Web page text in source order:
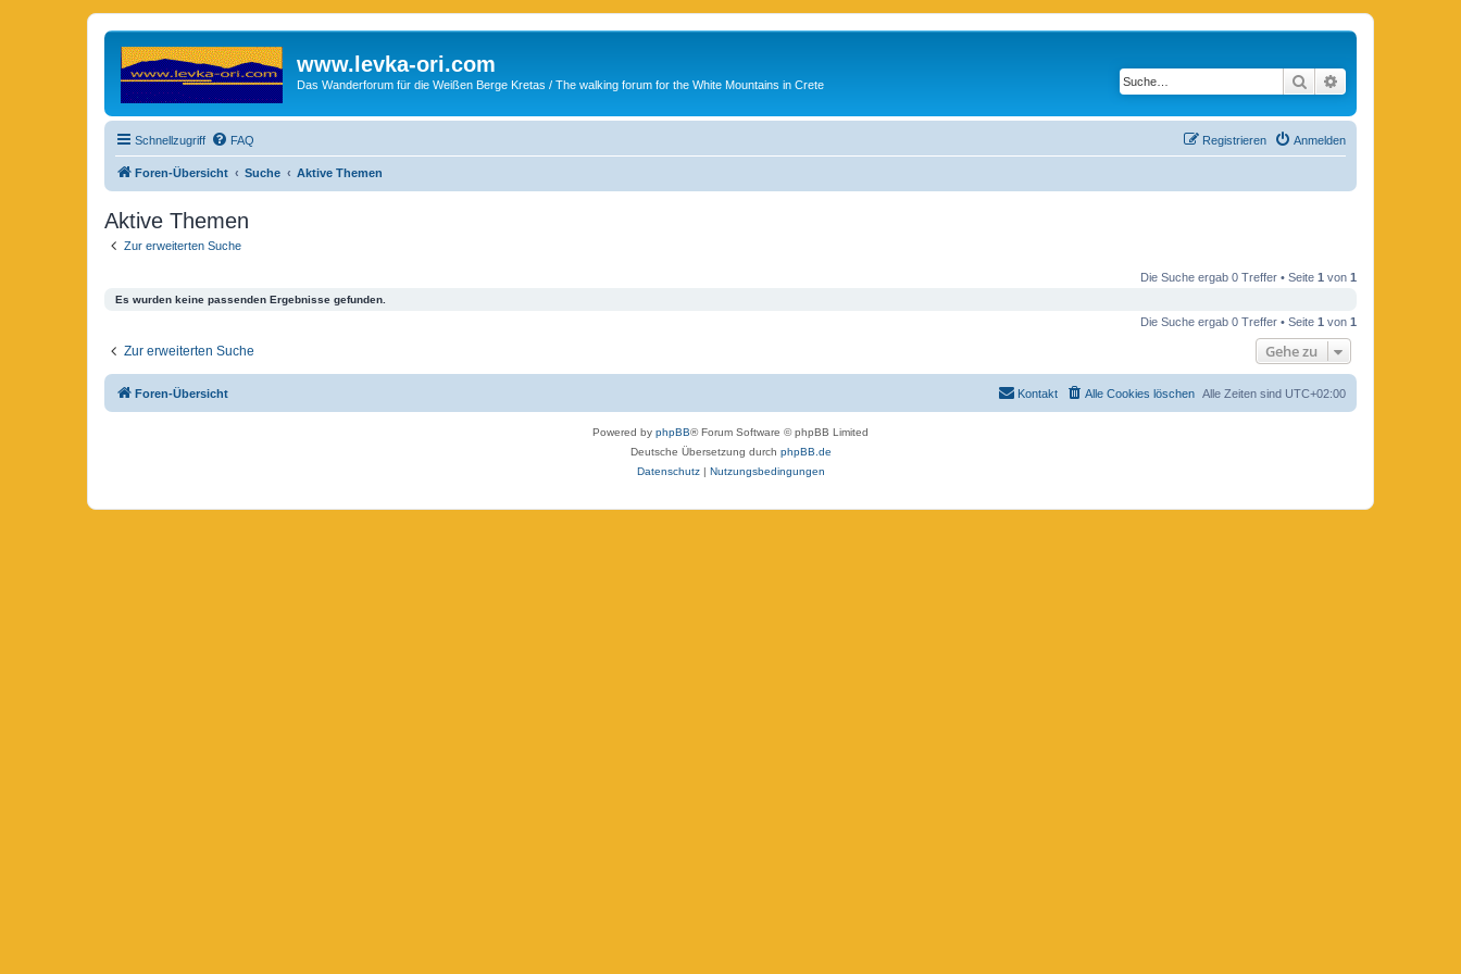
www.levka-ori.com
Das Wanderforum für die Weißen Berge Kretas / The walking forum for the White Mountains in Crete Suche
Schnellzugriff FAQ Anmelden
Registrieren
Foren-Übersicht Suche Aktive Themen
Aktive Themen
Zur erweiterten Suche
Die Suche ergab 0 Treffer • Seite 1 von 1
Es wurden keine passenden Ergebnisse gefunden.
Die Suche ergab 0 Treffer • Seite 1 von 1
Zur erweiterten Suche Gehe zu
Foren-Übersicht Alle Zeiten sind UTC+02:00
Alle Cookies löschen
Kontakt
Powered by phpBB® Forum Software © phpBB Limited
Deutsche Übersetzung durch phpBB.de
Datenschutz| Nutzungsbedingungen